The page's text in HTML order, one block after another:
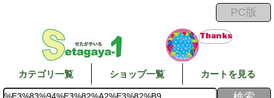
カテゴリ一覧 ショップ一覧 カートを見る